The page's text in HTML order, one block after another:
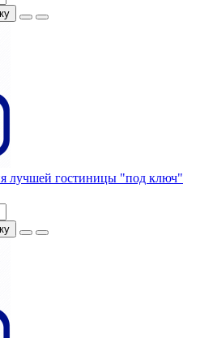
лучшей гостиницы "под ключ"